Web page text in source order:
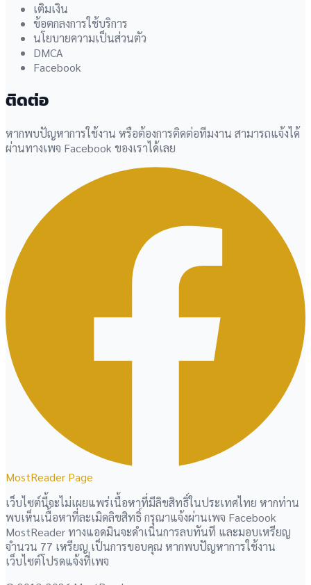
เติมเงิน
ข้อตกลงการใช้บริการ
นโยบายความเป็นส่วนตัว
DMCA
Facebook
ติดต่อ
หากพบปัญหาการใช้งาน หรือต้องการติดต่อทีมงาน สามารถแจ้งได้
ผ่านทางเพจ Facebook ของเราได้เลย
MostReader Page
เว็บไซต์นี้จะไม่เผยแพร่เนื้อหาที่มีลิขสิทธิ์ในประเทศไทย หากท่าน
พบเห็นเนื้อหาที่ละเมิดลิขสิทธิ์ กรุณาแจ้งผ่านเพจ Facebook
MostReader ทางแอดมินจะดำเนินการลบทันที และมอบเหรียญ
จำนวน 77 เหรียญ เป็นการขอบคุณ หากพบปัญหาการใช้งาน
เว็บไซต์โปรดแจ้งที่เพจ